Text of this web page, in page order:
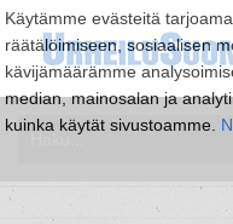
Käytämme evästeitä
räätälöimiseen, sosiaalisen
kävijämäärämme
median, mainosalan ja
kuinka käytät sivustoamme.